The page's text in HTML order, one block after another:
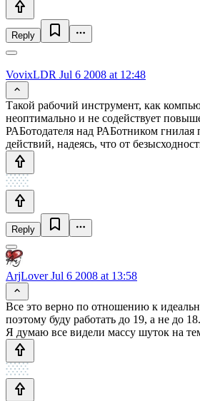
Reply
VovixLDR Jul 6 2008 at 12:48
Такой рабочий инструмент, как
неоптимально и не содействует
РАБотодателя над РАБотником гнилая
действий, надеясь, что от
Reply
ArjLoverJul 6 2008 at 13:58
Все это верно по отношению к
поэтому буду работать до 19, а не до 18.
Я думаю все видели массу шуток на